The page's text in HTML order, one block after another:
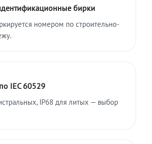
бирки
номером по строительно-
IEC 60529
IP68 для литых — выбор